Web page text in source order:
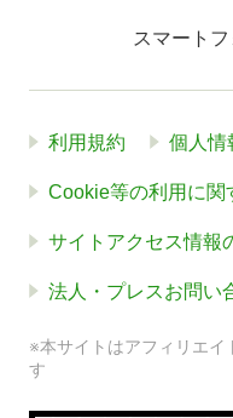
スマート
利用規約 個人情
Cookie等の利用に関
サイトアクセス情報
法人・プレスお問い
※本サイトはアフィリエイ
す